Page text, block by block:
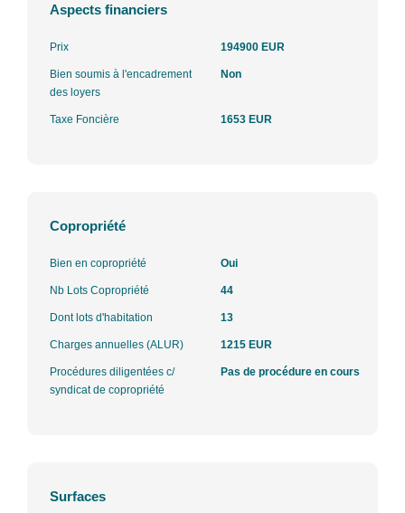
Aspects financiers
Prix 194900 EUR
Bien soumis à l'encadrement
des loyers
Non
Taxe Foncière 1653 EUR
Copropriété
Bien en copropriété Oui
Nb Lots Copropriété 44
Dont lots d'habitation 13
Charges annuelles (ALUR) 1215 EUR
Procédures diligentées c/
syndicat de copropriété
Pas de procédure en cours
Surfaces